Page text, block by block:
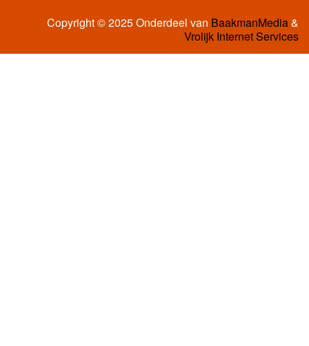
Copyright © 2025 Onderdeel van BaakmanMedia&
Vrolijk Internet Services